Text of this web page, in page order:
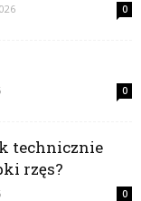
0
0
technicznie
rzęs?
0